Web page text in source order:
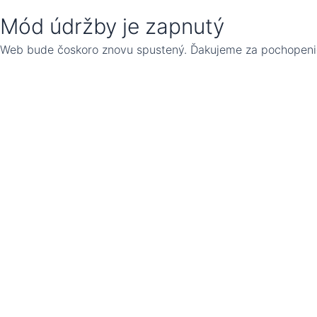
Mód údržby je zapnutý
Web bude čoskoro znovu spustený. Ďakujeme za